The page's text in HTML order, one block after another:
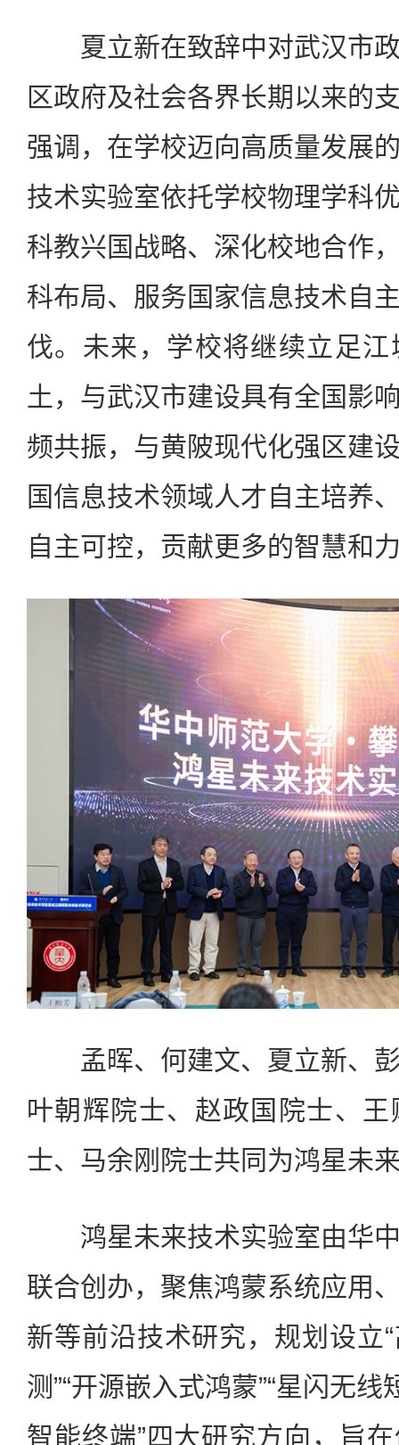
夏立新在致辞中对武汉市政
区政府及社会各界长期以来的
强调，在学校迈向高质量发展
技术实验室依托学校物理学科
科教兴国战略、深化校地合作
科布局、服务国家信息技术自
伐。未来，学校将继续立足
土，与武汉市建设具有全国影
频共振，与黄陂现代化强区建
国信息技术领域人才自主培养
自主可控，贡献更多的智慧和
孟晖、何建文、夏立新、彭
叶朝辉院士、赵政国院士、
士、马余刚院士共同为鸿星未
鸿星未来技术实验室由华中
联合创办，聚焦鸿蒙系统应用
新等前沿技术研究，规划设立
测”“开源嵌入式鸿蒙”“星闪无线
智能终端”四大研究方向，旨